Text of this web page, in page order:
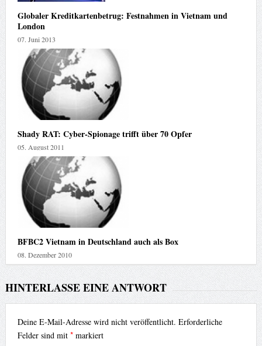
Globaler Kreditkartenbetrug: Festnahmen in Vietnam und
London
07. Juni 2013
Shady RAT: Cyber-Spionage trifft über 70 Opfer
05. August 2011
BFBC2 Vietnam in Deutschland auch als Box
08. Dezember 2010
HINTERLASSE EINE ANTWORT
Deine E-Mail-Adresse wird nicht veröffentlicht. Erforderliche
Felder sind mit *markiert